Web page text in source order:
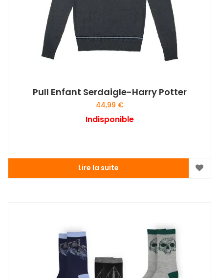
Pull Enfant Serdaigle-Harry Potter
44,99 €
Indisponible
Lire la suite